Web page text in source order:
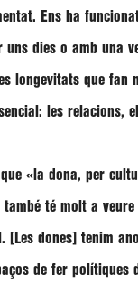
Ens ha
uns dies o amb una
longevitats que
les
que «la dona, per
té molt a veure
[Les dones] tenim
de fer polítiques